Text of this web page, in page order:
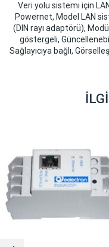
Veri yolu sistemi için
Powernet, Model LAN
(DIN rayı adaptörü),
göstergeli,
Sağlayıcıya bağlı,